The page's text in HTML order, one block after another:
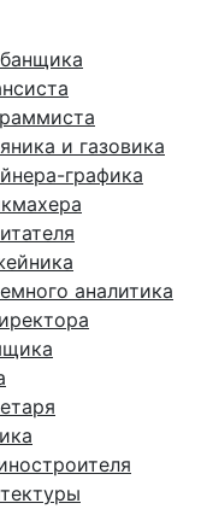
и газовика
графика
аналитика